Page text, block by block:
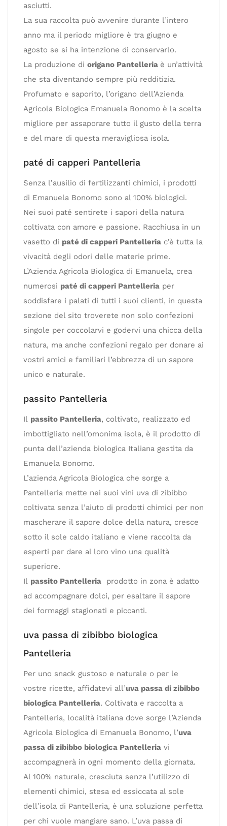
asciutti.
La sua raccolta può avvenire durante l’intero
anno ma il periodo migliore è tra giugno e
agosto se si ha intenzione di conservarlo.
La produzione di origano Pantelleria è un’attività
che sta diventando sempre più redditizia.
Profumato e saporito, l’origano dell’Azienda
Agricola Biologica Emanuela Bonomo è la scelta
migliore per assaporare tutto il gusto della terra
e del mare di questa meravigliosa isola.
paté di capperi Pantelleria
Senza l’ausilio di fertilizzanti chimici, i prodotti
di Emanuela Bonomo sono al 100% biologici.
Nei suoi paté sentirete i sapori della natura
coltivata con amore e passione. Racchiusa in un
vasetto di paté di capperi Pantelleria c’è tutta la
vivacità degli odori delle materie prime.
L’Azienda Agricola Biologica di Emanuela, crea
numerosi paté di capperi Pantelleria per
soddisfare i palati di tutti i suoi clienti, in questa
sezione del sito troverete non solo confezioni
singole per coccolarvi e godervi una chicca della
natura, ma anche confezioni regalo per donare ai
vostri amici e familiari l’ebbrezza di un sapore
unico e naturale.
passito Pantelleria
Il passito Pantelleria, coltivato, realizzato ed
imbottigliato nell’omonima isola, è il prodotto di
punta dell’azienda biologica Italiana gestita da
Emanuela Bonomo.
L’azienda Agricola Biologica che sorge a
Pantelleria mette nei suoi vini uva di zibibbo
coltivata senza l’aiuto di prodotti chimici per non
mascherare il sapore dolce della natura, cresce
sotto il sole caldo italiano e viene raccolta da
esperti per dare al loro vino una qualità
superiore.
Il passito Pantelleria prodotto in zona è adatto
ad accompagnare dolci, per esaltare il sapore
dei formaggi stagionati e piccanti.
uva passa di zibibbo biologica
Pantelleria
Per uno snack gustoso e naturale o per le
vostre ricette, affidatevi all’uva passa di zibibbo
biologica Pantelleria. Coltivata e raccolta a
Pantelleria, località italiana dove sorge l’Azienda
Agricola Biologica di Emanuela Bonomo, l’uva
passa di zibibbo biologica Pantelleria vi
accompagnerà in ogni momento della giornata.
Al 100% naturale, cresciuta senza l’utilizzo di
elementi chimici, stesa ed essiccata al sole
dell’isola di Pantelleria, è una soluzione perfetta
per chi vuole mangiare sano. L’uva passa di